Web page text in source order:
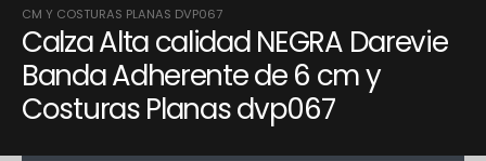
CM Y COSTURAS PLANAS DVP067
Calza Alta calidad NEGRA Darevie
Banda Adherente de 6 cm y
Costuras Planas dvp067